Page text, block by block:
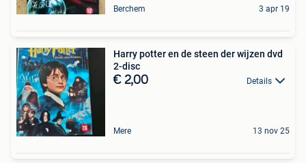
Berchem 3 apr 19
Harry potter en de steen der wijzen dvd
2-disc
€ 2,00 Details
Mere 13 nov 25